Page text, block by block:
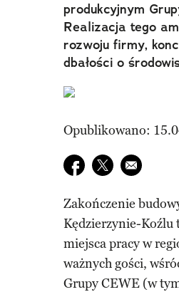
produkcyjnym
Realizacja tego
rozwoju firmy,
dbałości o
Opublikowano:
Udostępnij na
Udostępnij na
E-mail do
Zakończenie
Kędzierzynie-Koźlu
miejsca pracy w
ważnych gości,
Grupy CEWE (w